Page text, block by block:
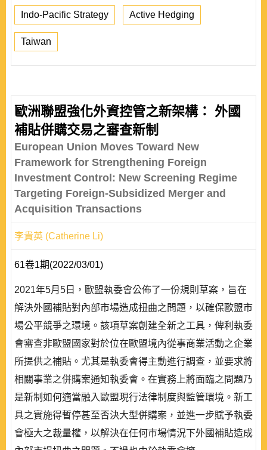
Indo-Pacific Strategy Active Hedging
Taiwan
歐洲聯盟強化外資控管之新架構： 外國
補貼併購交易之審查新制
European Union Moves Toward New
Framework for Strengthening Foreign
Investment Control: New Screening Regime
Targeting Foreign-Subsidized Merger and
Acquisition Transactions
李貴英 (Catherine Li)
61卷1期(2022/03/01)
2021年5月5日，歐盟執委會公佈了一份規則草案，旨在
解決外國補貼對內部市場造成扭曲之問題，以確保歐盟市
場公平競爭之環境。該項草案創建全新之工具，俾利執委
會審查非歐盟國家對於位在歐盟境內從事商業活動之企業
所提供之補貼。尤其是執委會得主動進行調查，並要求將
相關事業之併購案通知執委會。在實務上將面臨之問題乃
是新制如何適當融入歐盟現行法律制度與監管環境。新工
具之實施得暫停甚至否決大型併購案，並進一步賦予執委
會極大之裁量權，以解決在任何市場情況下外國補貼造成